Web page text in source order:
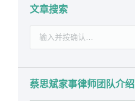
文章搜索
蔡思斌家事律师团队介绍